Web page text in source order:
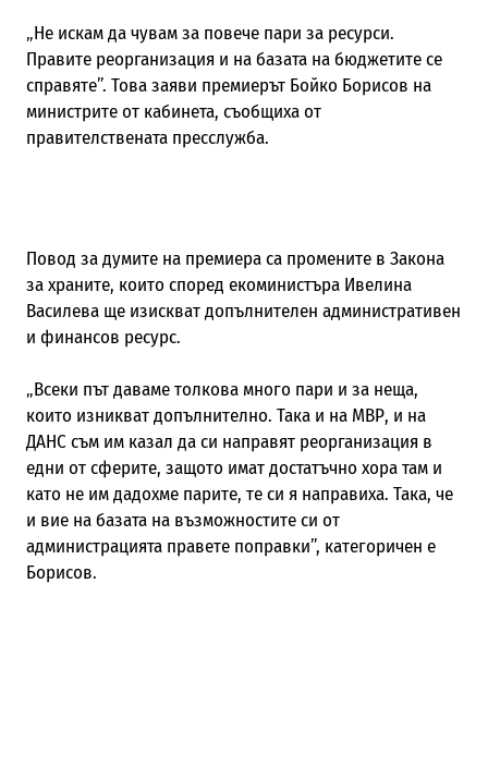
„Не искам да чувам за повече пари за ресурси.
Правите реорганизация и на базата на бюджетите се
справяте”. Това заяви премиерът Бойко Борисов на
министрите от кабинета, съобщиха от
правителствената пресслужба.
Повод за думите на премиера са промените в Закона
за храните, които според екоминистъра Ивелина
Василева ще изискват допълнителен административен
и финансов ресурс.
„Всеки път даваме толкова много пари и за неща,
които изникват допълнително. Така и на МВР, и на
ДАНС съм им казал да си направят реорганизация в
едни от сферите, защото имат достатъчно хора там и
като не им дадохме парите, те си я направиха. Така, че
и вие на базата на възможностите си от
администрацията правете поправки”, категоричен е
Борисов.